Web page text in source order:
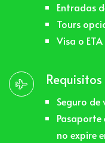
Entradas
Tours
Visa o
Seguro de
Pasaporte
no expire